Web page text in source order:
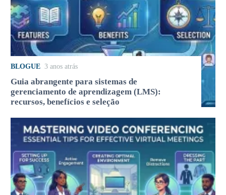
BLOGUE 3 anos atrás
Guia abrangente para sistemas de
gerenciamento de aprendizagem (LMS):
recursos, benefícios e seleção